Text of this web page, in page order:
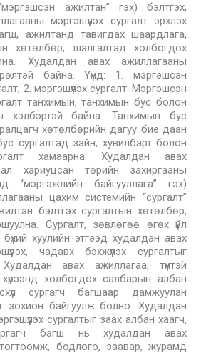
ажилтан” гэх) бэлтгэх,
мэргэшүүлэх сургалт эрхлэх
ажилтанд тавигдах шаардлага,
хөтөлбөр, шалгалтад холбогдох
Худалдан авах ажиллагааны
байна. Үүнд: 1. мэргэшсэн
2. мэргэшүүлэх сургалт. Мэргэшсэн
танхимын, танхимын бус болон
хэлбэртэй байна. Танхимын бус
хөтөлбөрийн дагуу бие даан
сургалтад зайн, хувилбарт болон
хамаарна. Худалдан авах
хариуцсан төрийн захиргааны
“мэргэжлийн байгууллага” гэх)
цахим системийн “сургалт”
бэлтгэх сургалтын хөтөлбөр,
Сургалт, зөвлөгөө өгөх үйл
хуулийн этгээд худалдан авах
чадавх бэхжүүлэх сургалтыг
авах ажиллагаа, түүнтэй
холбогдох салбарын албан
сургагч багшаар дамжуулан
зохион байгуулж болно. Худалдан
сургалтыг заах албан хаагч,
багш нь худалдан авах
бодлого, заавар, журамд